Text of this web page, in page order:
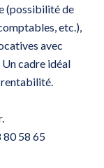
(possibilité de
etc.),
avec
Un cadre idéal
rentabilité.
80 58 65